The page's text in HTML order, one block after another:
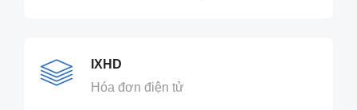
IXHD
Hóa đơn điện tử